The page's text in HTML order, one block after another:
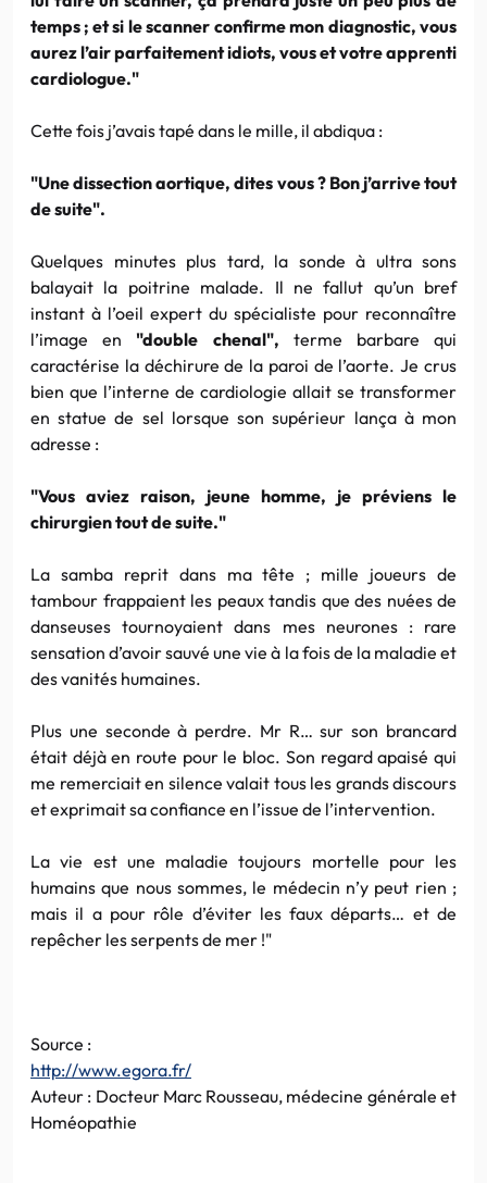
temps ; et si le scanner confirme mon diagnostic, vous
aurez l’air parfaitement idiots, vous et votre apprenti
cardiologue."
Cette fois j’avais tapé dans le mille, il abdiqua :
"Une dissection aortique, dites vous ? Bon j’arrive tout
de suite".
Quelques minutes plus tard, la sonde à ultra sons
balayait la poitrine malade. Il ne fallut qu’un bref
instant à l’oeil expert du spécialiste pour reconnaître
l’image en "double chenal", terme barbare qui
caractérise la déchirure de la paroi de l’aorte. Je crus
bien que l’interne de cardiologie allait se transformer
en statue de sel lorsque son supérieur lança à mon
adresse :
"Vous aviez raison, jeune homme, je préviens le
chirurgien tout de suite."
La samba reprit dans ma tête ; mille joueurs de
tambour frappaient les peaux tandis que des nuées de
danseuses tournoyaient dans mes neurones : rare
sensation d’avoir sauvé une vie à la fois de la maladie et
des vanités humaines.
Plus une seconde à perdre. Mr R… sur son brancard
était déjà en route pour le bloc. Son regard apaisé qui
me remerciait en silence valait tous les grands discours
et exprimait sa confiance en l’issue de l’intervention.
La vie est une maladie toujours mortelle pour les
humains que nous sommes, le médecin n’y peut rien ;
mais il a pour rôle d’éviter les faux départs… et de
repêcher les serpents de mer !"
Source :
http://www.egora.fr/
Auteur : Docteur Marc Rousseau, médecine générale et
Homéopathie